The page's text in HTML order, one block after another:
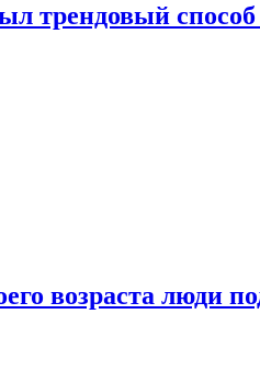
трендовый
возраста люди